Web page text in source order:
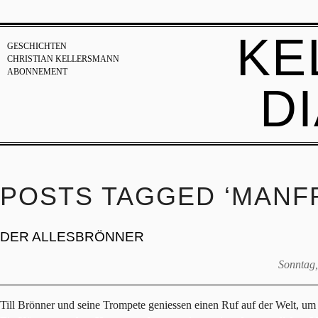
GESCHICHTEN
CHRISTIAN KELLERSMANN
ABONNEMENT
POSTS TAGGED
DER ALLESBRÖNNER
Till Brönner und seine Trompete geniessen einen Ruf auf der Welt,